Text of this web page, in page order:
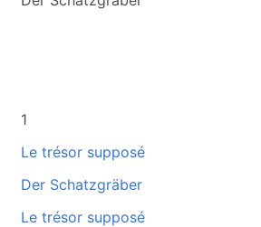
1
Le trésor supposé
Der Schatzgräber
Le trésor supposé